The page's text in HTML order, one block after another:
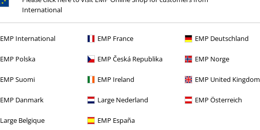
International
EMP International EMP France EMP Deutschland
EMP Polska EMP Česká Republika EMP Norge
EMP Suomi EMP Ireland EMP United Kingdom
EMP Danmark Large Nederland EMP Österreich
Large Belgique EMP España